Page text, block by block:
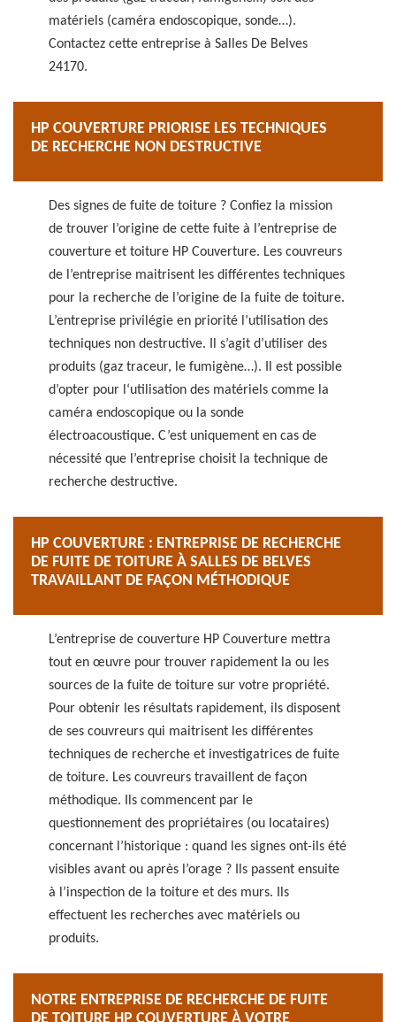
matériels (caméra endoscopique, sonde…).
Contactez cette entreprise à Salles De Belves
24170.
HP COUVERTURE PRIORISE LES TECHNIQUES
DE RECHERCHE NON DESTRUCTIVE
Des signes de fuite de toiture ? Confiez la mission
de trouver l’origine de cette fuite à l’entreprise de
couverture et toiture HP Couverture. Les couvreurs
de l’entreprise maitrisent les différentes techniques
pour la recherche de l’origine de la fuite de toiture.
L’entreprise privilégie en priorité l’utilisation des
techniques non destructive. Il s’agit d’utiliser des
produits (gaz traceur, le fumigène…). Il est possible
d’opter pour l‘utilisation des matériels comme la
caméra endoscopique ou la sonde
électroacoustique. C’est uniquement en cas de
nécessité que l’entreprise choisit la technique de
recherche destructive.
HP COUVERTURE : ENTREPRISE DE RECHERCHE
DE FUITE DE TOITURE À SALLES DE BELVES
TRAVAILLANT DE FAÇON MÉTHODIQUE
L’entreprise de couverture HP Couverture mettra
tout en œuvre pour trouver rapidement la ou les
sources de la fuite de toiture sur votre propriété.
Pour obtenir les résultats rapidement, ils disposent
de ses couvreurs qui maitrisent les différentes
techniques de recherche et investigatrices de fuite
de toiture. Les couvreurs travaillent de façon
méthodique. Ils commencent par le
questionnement des propriétaires (ou locataires)
concernant l’historique : quand les signes ont-ils été
visibles avant ou après l’orage ? Ils passent ensuite
à l’inspection de la toiture et des murs. Ils
effectuent les recherches avec matériels ou
produits.
NOTRE ENTREPRISE DE RECHERCHE DE FUITE